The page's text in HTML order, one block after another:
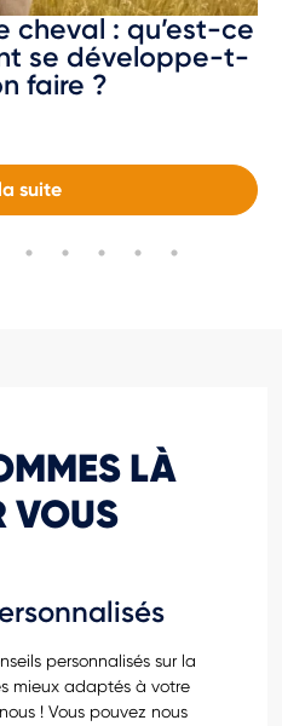
cheval : qu’est-ce
se développe-t-
faire ?
suite
LÀ
VOUS
personnalisés sur la
mieux adaptés à votre
! Vous pouvez nous